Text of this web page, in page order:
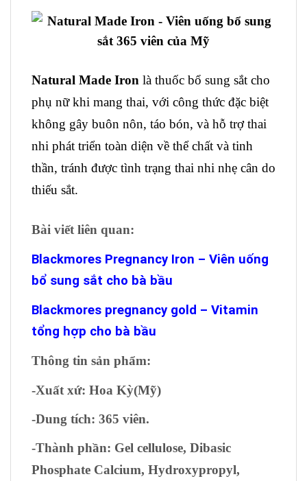
Natural Made Iron là thuốc bổ sung sắt cho
phụ nữ khi mang thai, với công thức đặc biệt
không gây buôn nôn, táo bón, và hỗ trợ thai
nhi phát triển toàn diện về thể chất và tinh
thần, tránh được tình trạng thai nhi nhẹ cân do
thiếu sắt.
Bài viết liên quan:
Blackmores Pregnancy Iron – Viên uống
bổ sung sắt cho bà bầu
Blackmores pregnancy gold – Vitamin
tổng hợp cho bà bầu
Thông tin sản phẩm:
-Xuất xứ: Hoa Kỳ(Mỹ)
-Dung tích: 365 viên.
-Thành phần: Gel cellulose, Dibasic
Phosphate Calcium, Hydroxypropyl,